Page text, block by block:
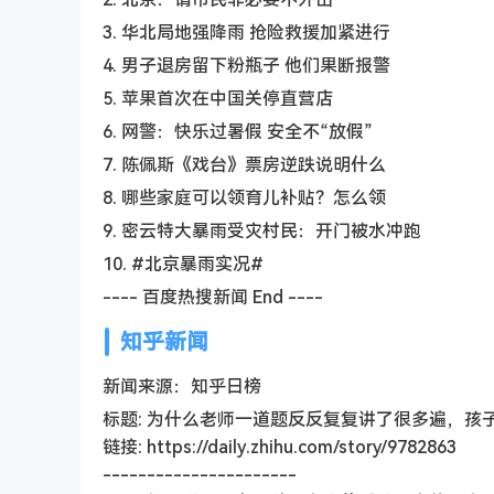
3. 华北局地强降雨 抢险救援加紧进行
4. 男子退房留下粉瓶子 他们果断报警
5. 苹果首次在中国关停直营店
6. 网警：快乐过暑假 安全不“放假”
7. 陈佩斯《戏台》票房逆跌说明什么
8. 哪些家庭可以领育儿补贴？怎么领
9. 密云特大暴雨受灾村民：开门被水冲跑
10. #北京暴雨实况#
---- 百度热搜新闻 End ----
知乎新闻
新闻来源：知乎日榜
标题: 为什么老师一道题反反复复讲了很多遍，孩
链接: https://daily.zhihu.com/story/9782863
----------------------